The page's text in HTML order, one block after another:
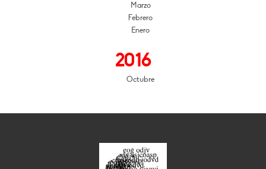
Marzo
Febrero
Enero
2016
Octubre